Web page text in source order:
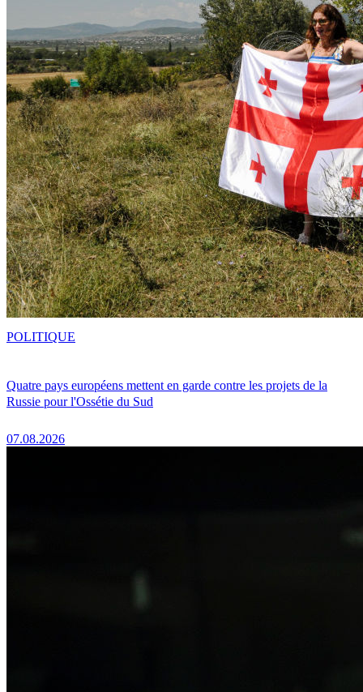
Quatre pays européens mettent en garde contre les projets de la
Russie pour l'Ossétie du Sud
07.08.2026
POLITIQUE